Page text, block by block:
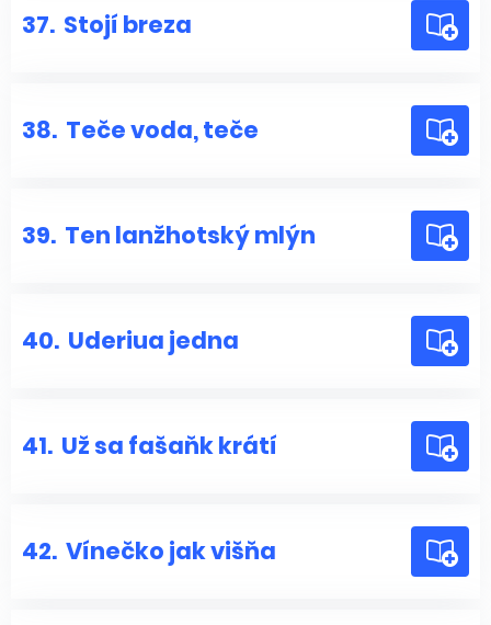
37. Stojí breza
38. Teče voda, teče
39. Ten lanžhotský mlýn
40. Uderiua jedna
41. Už sa fašaňk krátí
42. Vínečko jak višňa